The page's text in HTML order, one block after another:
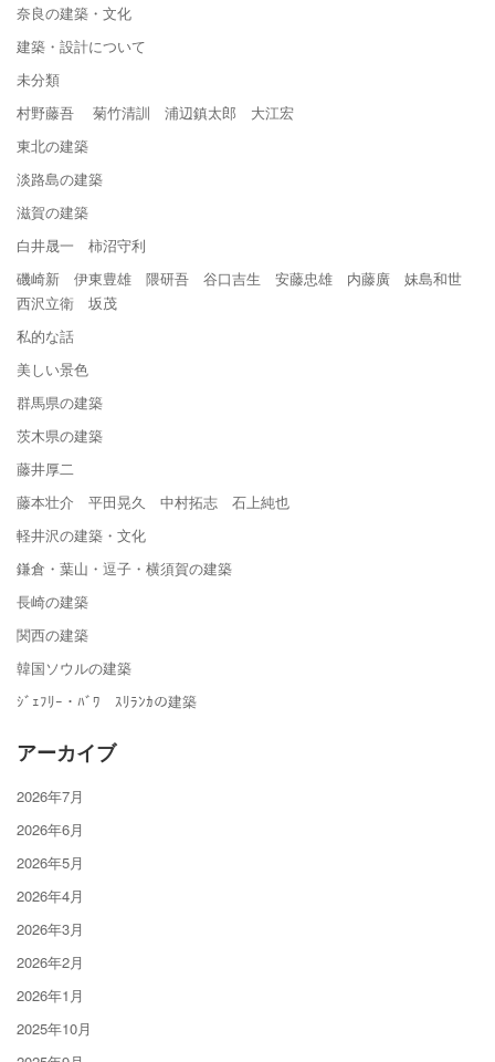
奈良の建築・文化
建築・設計について
未分類
村野藤吾 菊竹清訓 浦辺鎮太郎 大江宏
東北の建築
淡路島の建築
滋賀の建築
白井晟一 柿沼守利
磯崎新 伊東豊雄 隈研吾 谷口吉生 安藤忠雄 内藤廣 妹島和世
西沢立衛 坂茂
私的な話
美しい景色
群馬県の建築
茨木県の建築
藤井厚二
藤本壮介 平田晃久 中村拓志 石上純也
軽井沢の建築・文化
鎌倉・葉山・逗子・横須賀の建築
長崎の建築
関西の建築
韓国ソウルの建築
ｼﾞｪﾌﾘｰ・ﾊﾞﾜ ｽﾘﾗﾝｶの建築
アーカイブ
2026年7月
2026年6月
2026年5月
2026年4月
2026年3月
2026年2月
2026年1月
2025年10月